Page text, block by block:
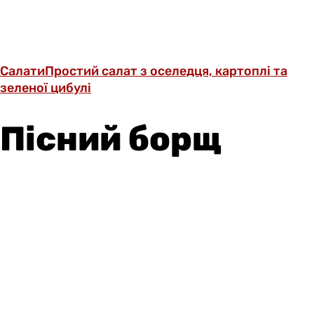
СалатиПростий салат з оселедця, картоплі та
зеленої цибулі
Пісний борщ